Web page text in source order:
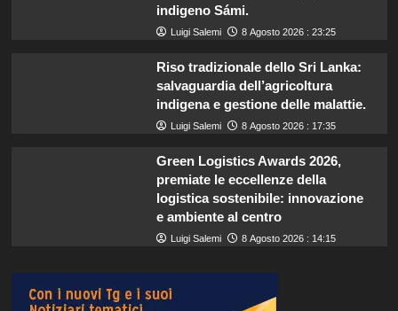
indigeno Sámi.
Luigi Salemi 8 Agosto 2026 : 23:25
Riso tradizionale dello Sri Lanka:
salvaguardia dell’agricoltura
indigena e gestione delle malattie.
Luigi Salemi 8 Agosto 2026 : 17:35
Green Logistics Awards 2026,
premiate le eccellenze della
logistica sostenibile: innovazione
e ambiente al centro
Luigi Salemi 8 Agosto 2026 : 14:15